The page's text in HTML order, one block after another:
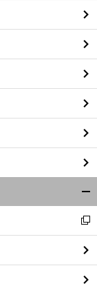
閉
る
閉
る
新
し
い
ウ
ィ